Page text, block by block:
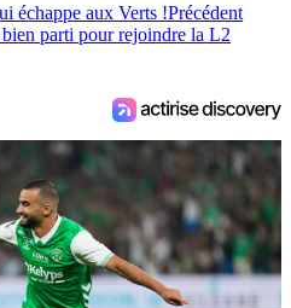
échappe aux Verts !Précédent
parti pour rejoindre la L2